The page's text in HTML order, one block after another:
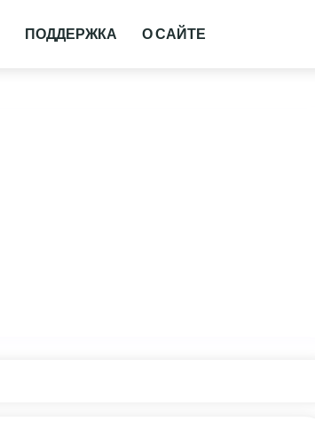
ПОДДЕРЖКА О САЙТЕ